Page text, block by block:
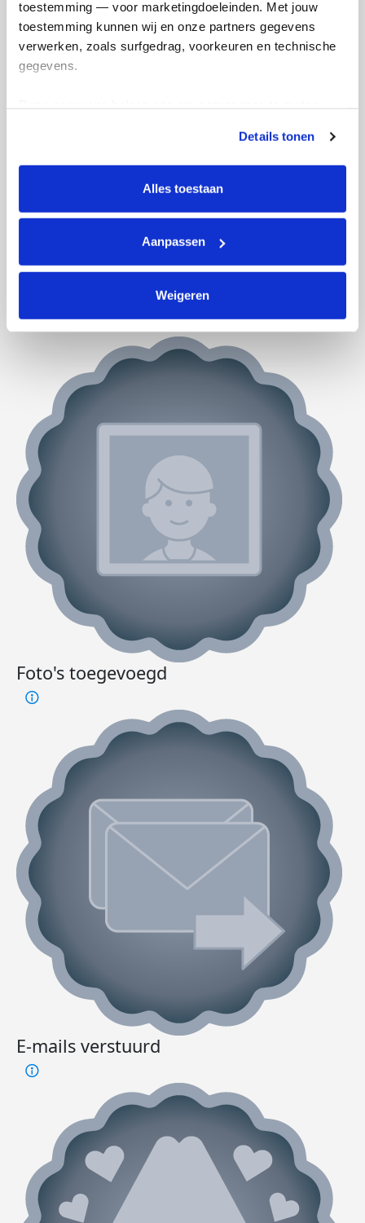
toestemming — voor marketingdoeleinden. Met jouw
toestemming kunnen wij en onze partners gegevens
verwerken, zoals surfgedrag, voorkeuren en technische
gegevens.
tonen. Je kunt je toestemming op elk moment wijzigen of
intrekken via Cookie instellingen onderaan de pagina. De
lijst met cookies is te vinden in het tabblad “details”.
Details tonen
Alles toestaan
Aanpassen
Weigeren
Actiepagina gemaakt
Foto's toegevoegd
E-mails verstuurd